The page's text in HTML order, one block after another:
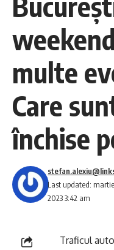
multe
Care
închise
Last updated:
2023 3:42 am
Traficul